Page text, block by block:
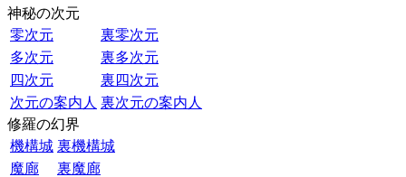
神秘の次元
零次元
裏零次元
多次元
裏多次元
四次元
裏四次元
次元の案内人 裏次元の案内人
修羅の幻界
機構城 裏機構城
魔廊
裏魔廊